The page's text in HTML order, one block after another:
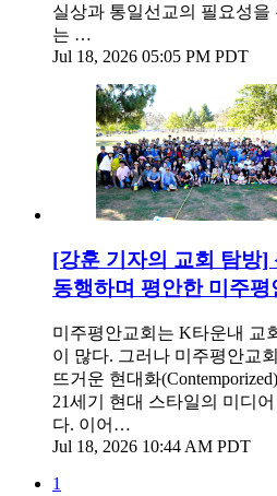
실상과 통일선교의 필요성
는 …
Jul 18, 2026 05:05 PM PDT
[강훈 기자의 교회 탐방]
동행하며 평안한 미주평
미주평안교회는 K타운내 교
이 많다. 그러나 미주평안교
뜨거운 현대화
21세기 현대 스타일의 미디
다. 이어…
Jul 18, 2026 10:44 AM PDT
1